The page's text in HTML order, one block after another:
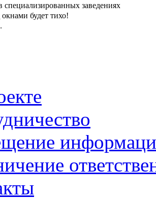
специализированных заведениях
будет тихо!